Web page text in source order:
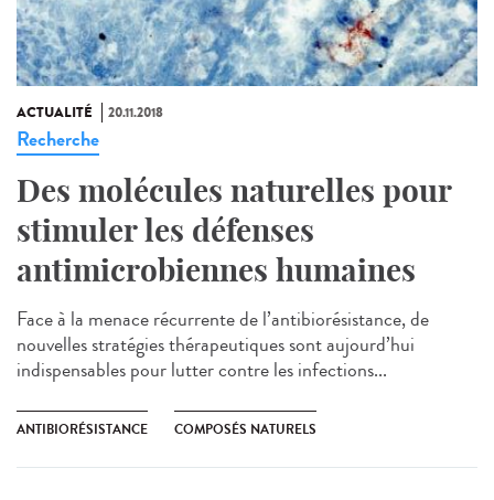
ACTUALITÉ 20.11.2018
Recherche
Des molécules naturelles pour
stimuler les défenses
antimicrobiennes humaines
Face à la menace récurrente de l’antibiorésistance, de
nouvelles stratégies thérapeutiques sont aujourd’hui
indispensables pour lutter contre les infections...
ANTIBIORÉSISTANCE COMPOSÉS NATURELS